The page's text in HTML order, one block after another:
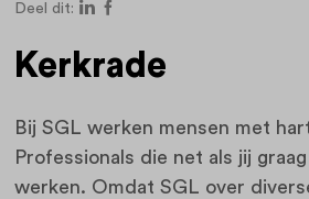
Deel dit:
Kerkrade
Bij SGL werken mensen met
Professionals die net als jij
werken. Omdat SGL over